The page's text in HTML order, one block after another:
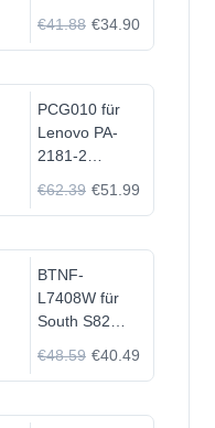
€41.88 €34.90
PCG010 für
Lenovo PA-
2181-2
20TGBAB
€62.39 €51.99
BTNF-
L7408W für
South S82
€48.59 €40.49